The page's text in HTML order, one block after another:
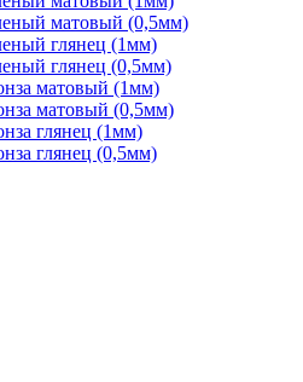
матовый (0,5мм)
глянец (1мм)
глянец (0,5мм)
матовый (1мм)
матовый (0,5мм)
глянец (1мм)
глянец (0,5мм)